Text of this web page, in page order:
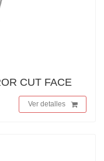
CUT FACE
Ver detalles